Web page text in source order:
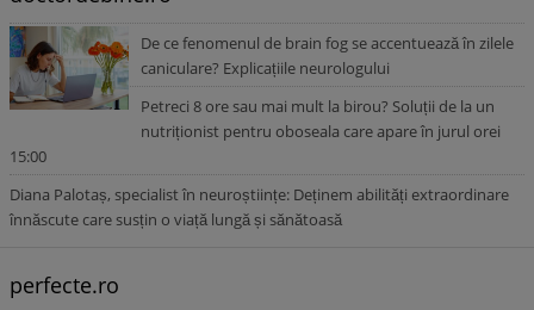
De ce fenomenul de brain fog se accentuează în zilele
caniculare? Explicațiile neurologului
Petreci 8 ore sau mai mult la birou? Soluții de la un
nutriționist pentru oboseala care apare în jurul orei
15:00
Diana Palotaș, specialist în neuroștiințe: Deținem abilități extraordinare
înnăscute care susțin o viață lungă și sănătoasă
perfecte.ro